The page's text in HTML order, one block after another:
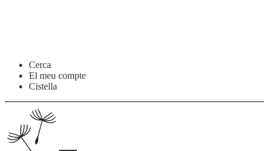
Salta
navegació
contingut
Cerca
El meu compte
Cistella